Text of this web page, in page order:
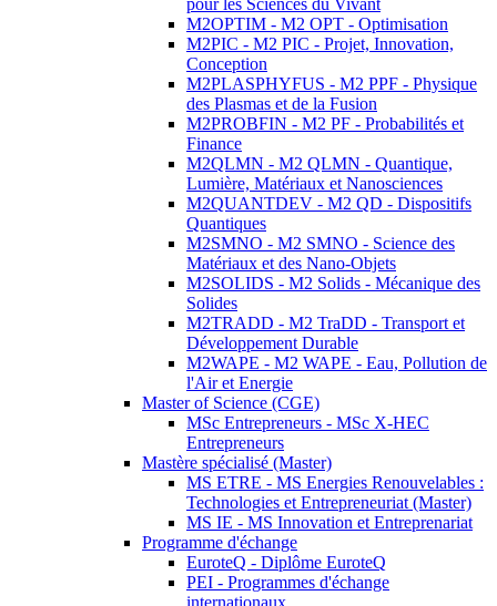
pour les Sciences du Vivant
M2OPTIM - M2 OPT - Optimisation
M2PIC - M2 PIC - Projet, Innovation,
Conception
M2PLASPHYFUS - M2 PPF - Physique
des Plasmas et de la Fusion
M2PROBFIN - M2 PF - Probabilités et
Finance
M2QLMN - M2 QLMN - Quantique,
Lumière, Matériaux et Nanosciences
M2QUANTDEV - M2 QD - Dispositifs
Quantiques
M2SMNO - M2 SMNO - Science des
Matériaux et des Nano-Objets
M2SOLIDS - M2 Solids - Mécanique des
Solides
M2TRADD - M2 TraDD - Transport et
Développement Durable
M2WAPE - M2 WAPE - Eau, Pollution de
l'Air et Energie
Master of Science (CGE)
MSc Entrepreneurs - MSc X-HEC
Entrepreneurs
Mastère spécialisé (Master)
MS ETRE - MS Energies Renouvelables :
Technologies et Entrepreneuriat (Master)
MS IE - MS Innovation et Entreprenariat
Programme d'échange
EuroteQ - Diplôme EuroteQ
PEI - Programmes d'échange
internationaux